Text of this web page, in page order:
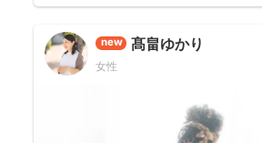
new 髙畠ゆかり
女性